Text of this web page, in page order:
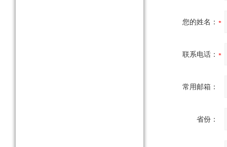
您的姓名：
联系电话：
常用邮箱：
省份：